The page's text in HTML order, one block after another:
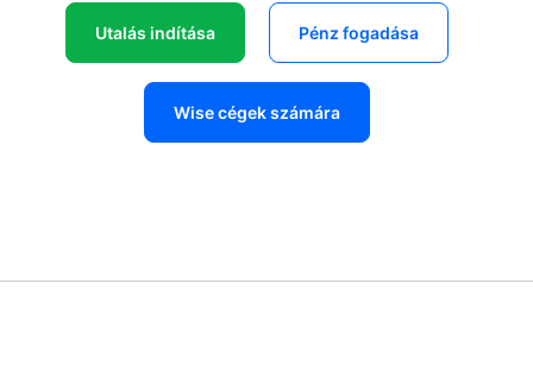
Utalás indítása Pénz fogadása
Wise cégek számára